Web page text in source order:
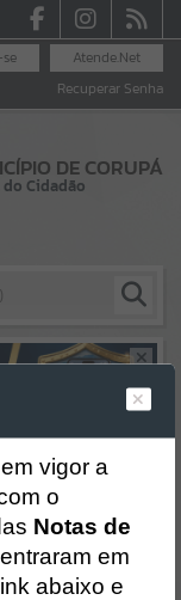
Atende.Net
Recuperar Senha
DE CORUPÁ
Cidadão
vigor a
o
Notas de
em
abaixo e
wpo_index